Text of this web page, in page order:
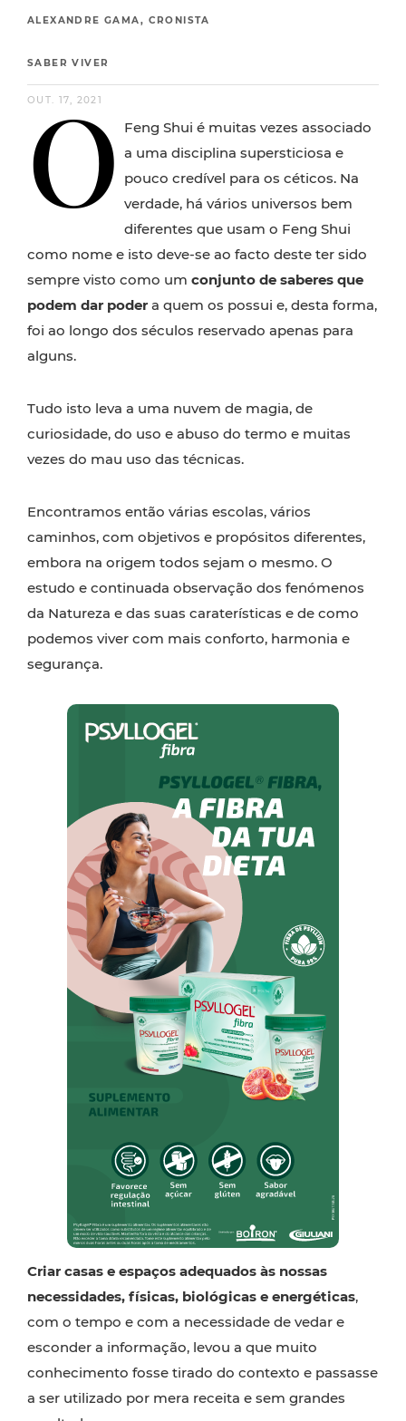
ALEXANDRE GAMA, CRONISTA
SABER VIVER
OUT. 17, 2021
O
Feng Shui é muitas vezes associado
a uma disciplina supersticiosa e
pouco credível para os céticos. Na
verdade, há vários universos bem
diferentes que usam o Feng Shui
como nome e isto deve-se ao facto deste ter sido
sempre visto como um conjunto de saberes que
podem dar poder a quem os possui e, desta forma,
foi ao longo dos séculos reservado apenas para
alguns.
Tudo isto leva a uma nuvem de magia, de
curiosidade, do uso e abuso do termo e muitas
vezes do mau uso das técnicas.
Encontramos então várias escolas, vários
caminhos, com objetivos e propósitos diferentes,
embora na origem todos sejam o mesmo. O
estudo e continuada observação dos fenómenos
da Natureza e das suas caraterísticas e de como
podemos viver com mais conforto, harmonia e
segurança.
Criar casas e espaços adequados às nossas
necessidades, físicas, biológicas e energéticas,
com o tempo e com a necessidade de vedar e
esconder a informação, levou a que muito
conhecimento fosse tirado do contexto e passasse
a ser utilizado por mera receita e sem grandes